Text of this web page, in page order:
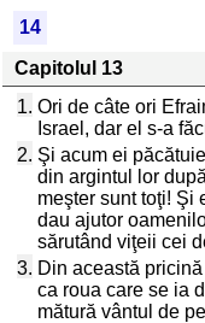
14
Capitolul 13
1. Ori de câte ori
Israel, dar el s-a
2. Şi acum ei
din argintul lor
meşter sunt toţi! Şi
dau ajutor
sărutând viţeii cei
3. Din această
ca roua care se ia
mătură vântul de